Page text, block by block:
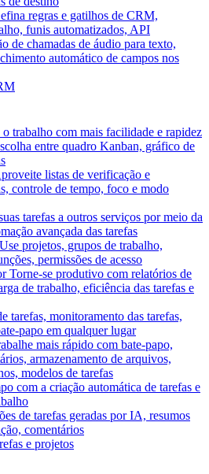
regras e gatilhos de CRM,
funis automatizados, API
de chamadas de áudio para texto,
automático de campos nos
o trabalho com mais facilidade e rapidez
entre quadro Kanban, gráfico de
listas de verificação e
controle de tempo, foco e modo
tarefas a outros serviços por meio da
avançada das tarefas
Use projetos, grupos de trabalho,
permissões de acesso
Torne-se produtivo com relatórios de
de trabalho, eficiência das tarefas e
tarefas, monitoramento das tarefas,
papo em qualquer lugar
mais rápido com bate-papo,
armazenamento de arquivos,
modelos de tarefas
com a criação automática de tarefas e
de tarefas geradas por IA, resumos
comentários
e projetos